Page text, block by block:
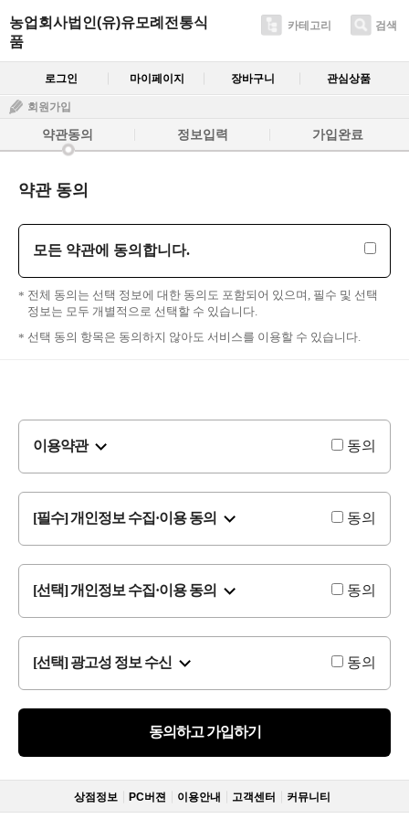
농업회사법인(유)유모례전통식
품
카테고리 검색
로그인 마이페이지 장바구니 관심상품
회원가입
약관동의 정보입력 가입완료
약관 동의
모든 약관에 동의합니다.
전체 동의는 선택 정보에 대한 동의도 포함되어 있으며, 필수 및 선택
정보는 모두 개별적으로 선택할 수 있습니다.
선택 동의 항목은 동의하지 않아도 서비스를 이용할 수 있습니다.
이용약관 동의
[필수] 개인정보 수집·이용 동의 동의
[선택] 개인정보 수집·이용 동의 동의
[선택] 광고성 정보 수신 동의
동의하고 가입하기
상점정보 PC버젼 이용안내 고객센터 커뮤니티